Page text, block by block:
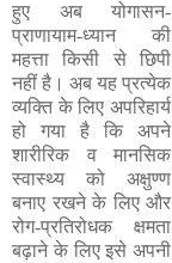
हुए अब योगासन-
प्राणायाम-ध्यान की
महत्ता किसी से छिपी
नहीं है। अब यह प्रत्येक
व्यक्ति के लिए अपरिहार्य
हो गया है कि अपने
शारीरिक व मानसिक
स्वास्थ्य को अक्षुण्ण
बनाए रखने के लिए और
रोग-प्रतिरोधक क्षमता
बढ़ाने के लिए इसे अपनी